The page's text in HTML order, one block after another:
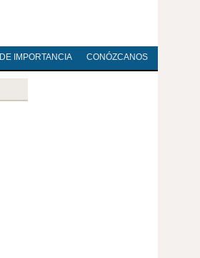
DE IMPORTANCIA CONÓZCANOS